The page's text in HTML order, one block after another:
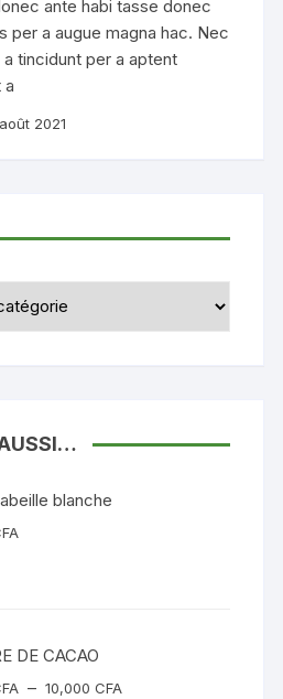
ante habi tasse donec
per a augue magna hac. Nec
tincidunt per a aptent
a
2021
blanche
DE CACAO
– 10,000CFAPlage